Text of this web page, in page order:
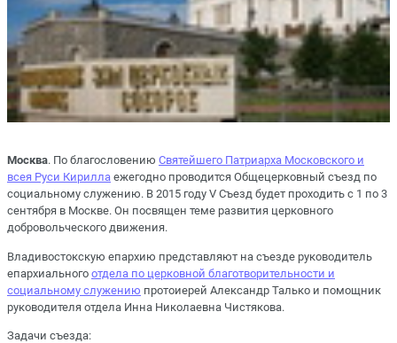
Москва. По благословению Святейшего Патриарха Московского и
всея Руси Кирилла ежегодно проводится Общецерковный съезд по
социальному служению. В 2015 году V Съезд будет проходить с 1 по 3
сентября в Москве. Он посвящен теме развития церковного
добровольческого движения.
Владивостокскую епархию представляют на съезде руководитель
епархиального отдела по церковной благотворительности и
социальному служению протоиерей Александр Талько и помощник
руководителя отдела Инна Николаевна Чистякова.
Задачи съезда: